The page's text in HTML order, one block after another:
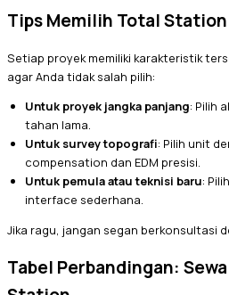
Tips Memilih Total
Setiap proyek memiliki karakteristik
agar Anda tidak salah pilih:
Untuk proyek jangka panjang: Pilih
tahan lama.
Untuk survey topografi: Pilih unit
compensation dan EDM presisi.
Untuk pemula atau teknisi baru:
interface sederhana.
Jika ragu, jangan segan berkonsultasi
Tabel Perbandingan: